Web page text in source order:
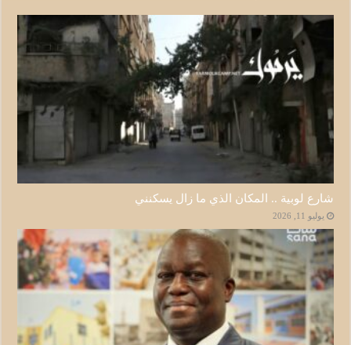
شارع لوبية .. المكان الذي ما زال يسكنني
يوليو 11, 2026